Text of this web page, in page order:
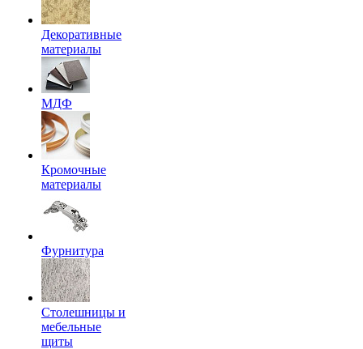
Декоративные
материалы
МДФ
Кромочные
материалы
Фурнитура
Столешницы и
мебельные
щиты